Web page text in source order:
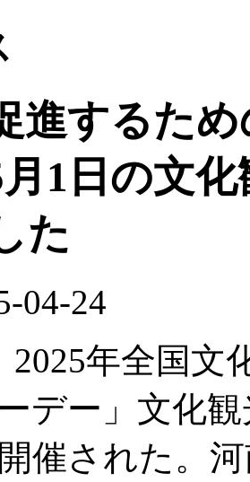
進するた
1日の文
た
04-24
2025年全国文
デー」文化
催された。